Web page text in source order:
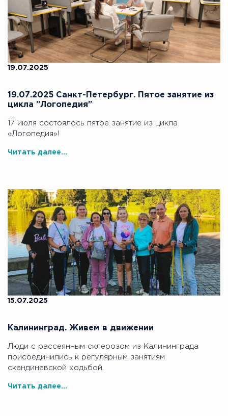
19.07.2025
19.07.2025 Санкт-Петербург. Пятое занятие из
цикла "Логопедия"
17 июля состоялось пятое занятие из цикла
«Логопедия»!
Читать далее...
15.07.2025
Калининград. Живем в движении
Люди с рассеянным склерозом из Калининграда
присоединились к регулярным занятиям
скандинавской ходьбой.
Читать далее...